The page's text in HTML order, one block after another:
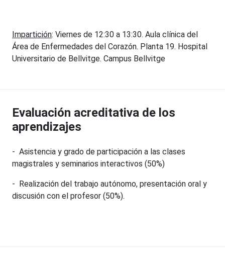
Impartición: Viernes de 12:30 a 13:30. Aula clínica del
Área de Enfermedades del Corazón. Planta 19. Hospital
Universitario de Bellvitge. Campus Bellvitge
Evaluación acreditativa de los
aprendizajes
- Asistencia y grado de participación a las clases
magistrales y seminarios interactivos (50%)
- Realización del trabajo autónomo, presentación oral y
discusión con el profesor (50%).